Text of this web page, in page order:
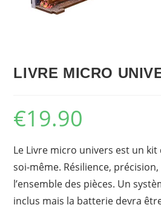
LIVRE MICRO
€19.90
Le Livre micro univers est un kit
soi-même. Résilience,
l’ensemble des pièces. Un
inclus mais la batterie devra